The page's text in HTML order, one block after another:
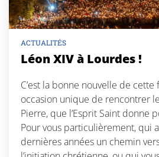
ACTUALITÉS
Léon XIV à Lourdes !
C’est la bonne nouvelle de cette
occasion unique de rencontrer
Pierre, que l’Esprit Saint donne
Pour vous particulièrement, qui
dernières années un chemin